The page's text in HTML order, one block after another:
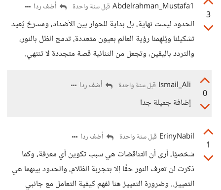
3
Abdelrahman_Mustafa1 قبل سنة واحدة أضف ردا
الحدود ليست نهاية، بل بداية للحوار بين الأضداد، ومسرحٌ يُعيد
تشكيلنا ويُلهِمنا رؤية العالم بعيون متعددة، تدمج الظل بالنور،
والتردد باليقين، وتجعل من الثنائية قصة متجددة لا تنتهي.
0
Ismail_Ali قبل سنة واحدة أضف ردا
إضافة جميلة جدا
1
ErinyNabil قبل سنة واحدة أضف ردا
شخصيًا، أرى أن التناقضات هي سبب تكوين أي معرفة، وكما
ذكرت لن تعرف النور حقًا إلا بتجربة الظلام، والحدود بينهما هي
التمييز.. وضرورة التمييز هنا لفهم كيفية التعامل مع جانبي